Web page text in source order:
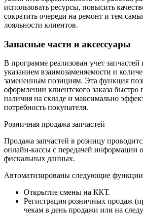
использовать ресурсы, повысить
сократить очереди на ремонт и тем
лояльности клиентов.
Запасные части и аксессуары
В программе реализован учет запчастей
указанием взаимозаменяемости и
замененным позициям. Эта функция
оформлении клиентского заказа быстро
наличия на складе и максимально
потребность покупателя.
Розничная продажа запчастей
Продажа запчастей в розницу
онлайн-кассы с передачей информации
фискальных данных.
Автоматизированы следующие функции
Открытие смены на ККТ.
Регистрация розничных продаж
чекам в день продажи или на